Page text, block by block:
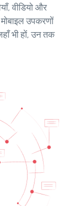
वीडियो और
उपकरणों
भी हों, उन तक